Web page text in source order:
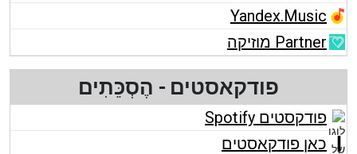
Yandex.Music
Partner מוזיקה
פודקאסטים - הֶסְכֵּתִים
פודקסטים Spotify
כאן פודקאסטים